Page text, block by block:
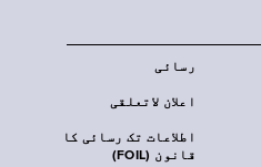
رسائی
اعلان لاتعلقی
اطلاعات تک رسائی کا
قانون (FOIL)